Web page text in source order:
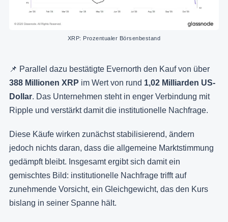
XRP: Prozentualer Börsenbestand
📌 Parallel dazu bestätigte Evernorth den Kauf von über
388 Millionen XRP im Wert von rund 1,02 Milliarden US-
Dollar. Das Unternehmen steht in enger Verbindung mit
Ripple und verstärkt damit die institutionelle Nachfrage.
Diese Käufe wirken zunächst stabilisierend, ändern
jedoch nichts daran, dass die allgemeine Marktstimmung
gedämpft bleibt. Insgesamt ergibt sich damit ein
gemischtes Bild: institutionelle Nachfrage trifft auf
zunehmende Vorsicht, ein Gleichgewicht, das den Kurs
bislang in seiner Spanne hält.